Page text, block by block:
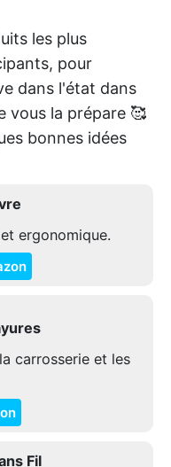
les plus
pour
dans l'état dans
vous la prépare 🥰
bonnes idées
ergonomique.
carrosserie et les
Fil